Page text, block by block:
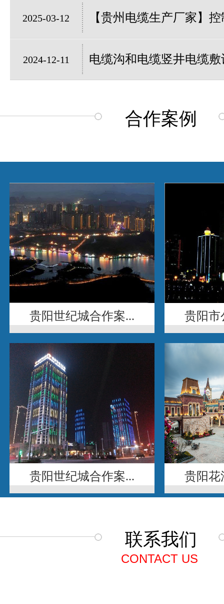
2025-03-12 【贵州电缆生产厂家】
2024-12-11 电缆沟和电缆竖井电缆
合作案例
贵阳世纪城合作案... 贵阳市
贵阳世纪城合作案... 贵阳花
联系我们
CONTACT US